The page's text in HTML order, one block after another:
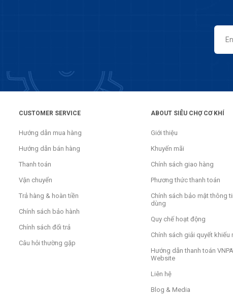
CUSTOMER SERVICE
Hướng dẫn mua hàng
Hướng dẫn bán hàng
Thanh toán
Vận chuyển
Trả hàng & hoàn tiền
Chính sách bảo hành
Chính sách đổi trả
Câu hỏi thường gặp
ABOUT SIÊU CHỢ CƠ KHÍ
Giới thiệu
Khuyến mãi
Chính sách giao hàng
Phương thức thanh toán
Chính sách bảo mật thông
dùng
Quy chế hoạt động
Chính sách giải quyết khiếu
Hướng dẫn thanh toán
Website
Liên hệ
Blog & Media